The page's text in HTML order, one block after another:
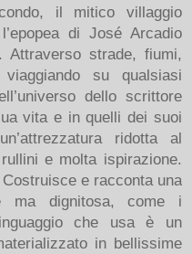
il mitico villaggio
di José Arcadio
Attraverso strade, fiumi,
su qualsiasi
dello scrittore
vita e in quelli dei suoi
ridotta al
e molta ispirazione.
e racconta una
ma dignitosa, come i
che usa è un
in bellissime